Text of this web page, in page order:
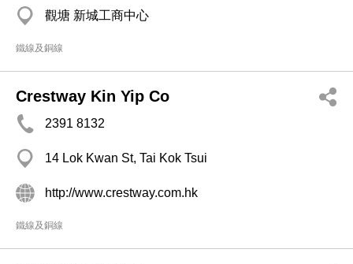
觀塘 新城工商中心
鐵線及銅線
Crestway Kin Yip Co
2391 8132
14 Lok Kwan St, Tai Kok Tsui
http://www.crestway.com.hk
鐵線及銅線